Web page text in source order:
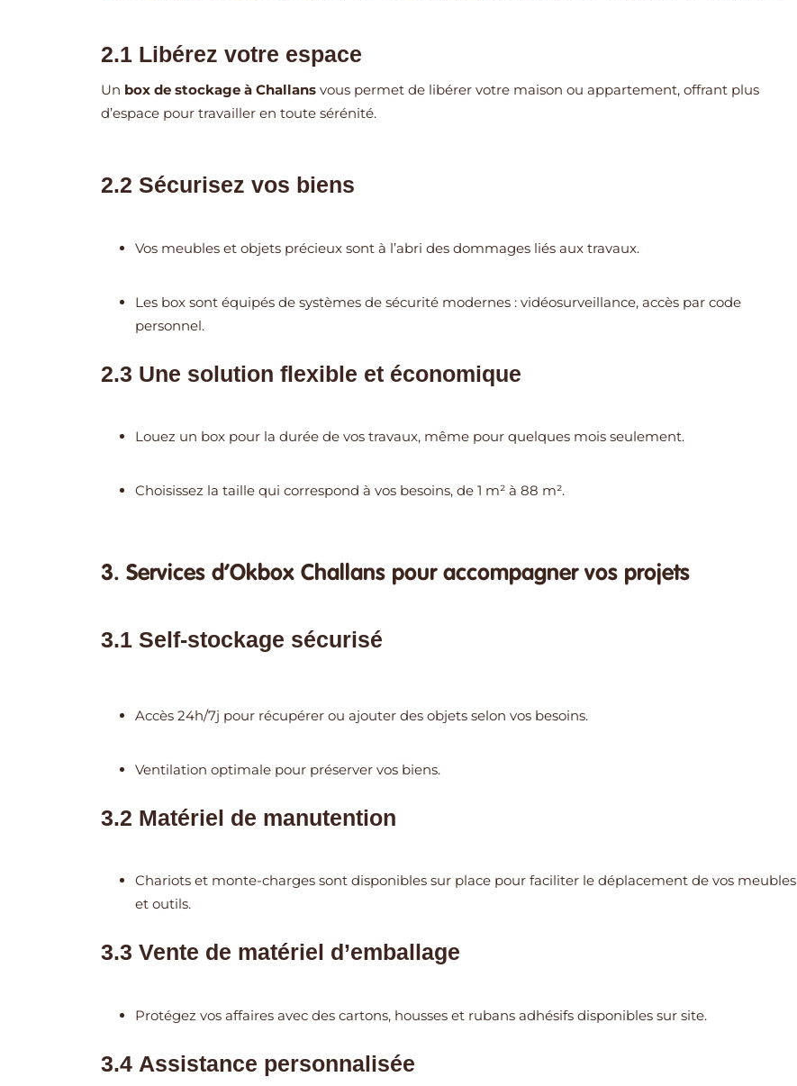
2.1 Libérez votre espace
Un box de stockage à Challans vous permet de libérer votre maison ou appartement, offrant plus
d’espace pour travailler en toute sérénité.
2.2 Sécurisez vos biens
Vos meubles et objets précieux sont à l’abri des dommages liés aux travaux.
Les box sont équipés de systèmes de sécurité modernes : vidéosurveillance, accès par code
personnel.
2.3 Une solution flexible et économique
Louez un box pour la durée de vos travaux, même pour quelques mois seulement.
Choisissez la taille qui correspond à vos besoins, de 1 m² à 88 m².
3. Services d’Okbox Challans pour accompagner vos projets
3.1 Self-stockage sécurisé
Accès 24h/7j pour récupérer ou ajouter des objets selon vos besoins.
Ventilation optimale pour préserver vos biens.
3.2 Matériel de manutention
Chariots et monte-charges sont disponibles sur place pour faciliter le déplacement de vos meubles
et outils.
3.3 Vente de matériel d’emballage
Protégez vos affaires avec des cartons, housses et rubans adhésifs disponibles sur site.
3.4 Assistance personnalisée